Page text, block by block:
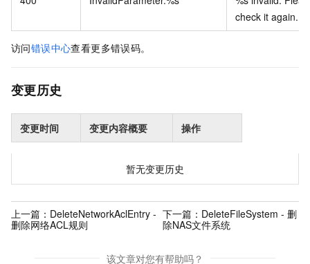
check it again.
访问错误中心查看更多错误码。
变更历史
变更时间 变更内容概要 操作
暂无变更历史
上一篇： DeleteNetworkAclEntry -
删除网络ACL规则
下一篇： DeleteFileSystem - 删
除NAS文件系统
该文章对您有帮助吗？